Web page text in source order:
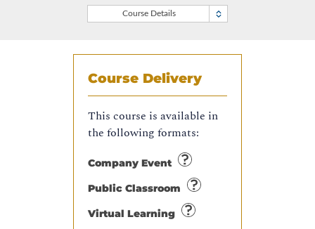
Course Details
Course Delivery
This course is available in
the following formats:
Company Event
Public Classroom
Virtual Learning